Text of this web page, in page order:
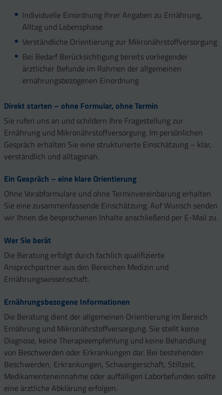
Individuelle Einordnung Ihrer Angaben zu Ernährung,
Alltag und Lebensphase
Verständliche Orientierung zur Mikronährstoffversorgung
Bei Bedarf Berücksichtigung bereits vorliegender
ärztlicher Befunde im Rahmen der allgemeinen
ernährungsbezogenen Einordnung
Direkt starten – ohne Formular, ohne Termin
Sie rufen uns an und schildern Ihre Fragestellung zur
Ernährung und Mikronährstoffversorgung. Im persönlichen
Gespräch erhalten Sie eine strukturierte Einschätzung – klar,
verständlich und alltagsnah.
Ein Gespräch – eine klare Orientierung
Ohne Vorabformulare und ohne Terminvereinbarung erhalten
Sie eine zusammenfassende Einschätzung. Auf Wunsch senden
wir Ihnen die besprochenen Inhalte anschließend per E-Mail zu.
Wer Sie berät
Die Beratung erfolgt durch fachlich qualifizierte
Ansprechpartner aus den Bereichen Medizin und
Ernährungswissenschaft.
Ernährungsbezogene Informationen
Die Beratung dient der allgemeinen Orientierung im Bereich
Ernährung und Mikronährstoffversorgung. Sie stellt keine
Diagnose, keine Therapieempfehlung und keine Behandlung
von Beschwerden oder Erkrankungen dar. Bei bestehenden
Beschwerden, Erkrankungen, Schwangerschaft, Stillzeit,
Medikamenteneinnahme oder auffälligen Laborbefunden sollte
eine ärztliche Abklärung erfolgen.